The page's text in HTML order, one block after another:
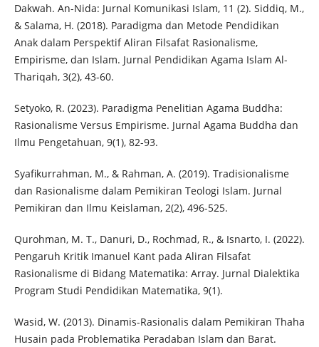
Dakwah. An-Nida: Jurnal Komunikasi Islam, 11 (2). Siddiq, M.,
& Salama, H. (2018). Paradigma dan Metode Pendidikan
Anak dalam Perspektif Aliran Filsafat Rasionalisme,
Empirisme, dan Islam. Jurnal Pendidikan Agama Islam Al-
Thariqah, 3(2), 43-60.
Setyoko, R. (2023). Paradigma Penelitian Agama Buddha:
Rasionalisme Versus Empirisme. Jurnal Agama Buddha dan
Ilmu Pengetahuan, 9(1), 82-93.
Syafikurrahman, M., & Rahman, A. (2019). Tradisionalisme
dan Rasionalisme dalam Pemikiran Teologi Islam. Jurnal
Pemikiran dan Ilmu Keislaman, 2(2), 496-525.
Qurohman, M. T., Danuri, D., Rochmad, R., & Isnarto, I. (2022).
Pengaruh Kritik Imanuel Kant pada Aliran Filsafat
Rasionalisme di Bidang Matematika: Array. Jurnal Dialektika
Program Studi Pendidikan Matematika, 9(1).
Wasid, W. (2013). Dinamis-Rasionalis dalam Pemikiran Thaha
Husain pada Problematika Peradaban Islam dan Barat.